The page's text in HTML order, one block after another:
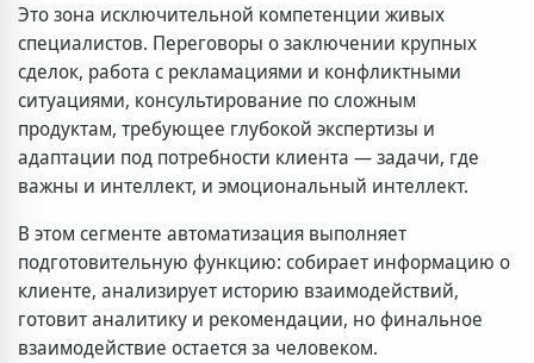
Это зона исключительной компетенции живых
специалистов. Переговоры о заключении крупных
сделок, работа с рекламациями и конфликтными
ситуациями, консультирование по сложным
продуктам, требующее глубокой экспертизы и
адаптации под потребности клиента — задачи, где
важны и интеллект, и эмоциональный интеллект.
В этом сегменте автоматизация выполняет
подготовительную функцию: собирает информацию о
клиенте, анализирует историю взаимодействий,
готовит аналитику и рекомендации, но финальное
взаимодействие остается за человеком.